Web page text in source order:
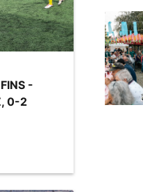
-
0-2